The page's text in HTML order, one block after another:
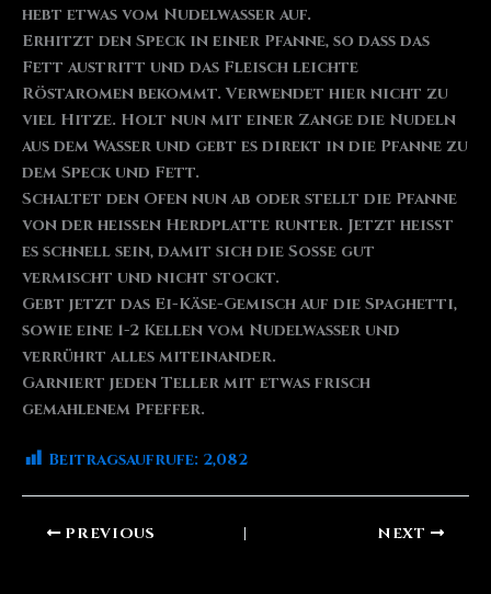
hebt etwas vom Nudelwasser auf.
Erhitzt den Speck in einer Pfanne, so dass das
Fett austritt und das Fleisch leichte
Röstaromen bekommt. Verwendet hier nicht zu
viel Hitze. Holt nun mit einer Zange die Nudeln
aus dem Wasser und gebt es direkt in die Pfanne zu
dem Speck und Fett.
Schaltet den Ofen nun ab oder stellt die Pfanne
von der heißen Herdplatte runter. Jetzt heißt
es schnell sein, damit sich die Soße gut
vermischt und nicht stockt.
Gebt jetzt das Ei-Käse-Gemisch auf die Spaghetti,
sowie eine 1-2 Kellen vom Nudelwasser und
verrührt alles miteinander.
Garniert jeden Teller mit etwas frisch
gemahlenem Pfeffer.
Beitragsaufrufe: 2,082
PREVIOUS NEXT